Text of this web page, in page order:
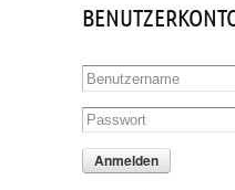
Benutzername
Passwort